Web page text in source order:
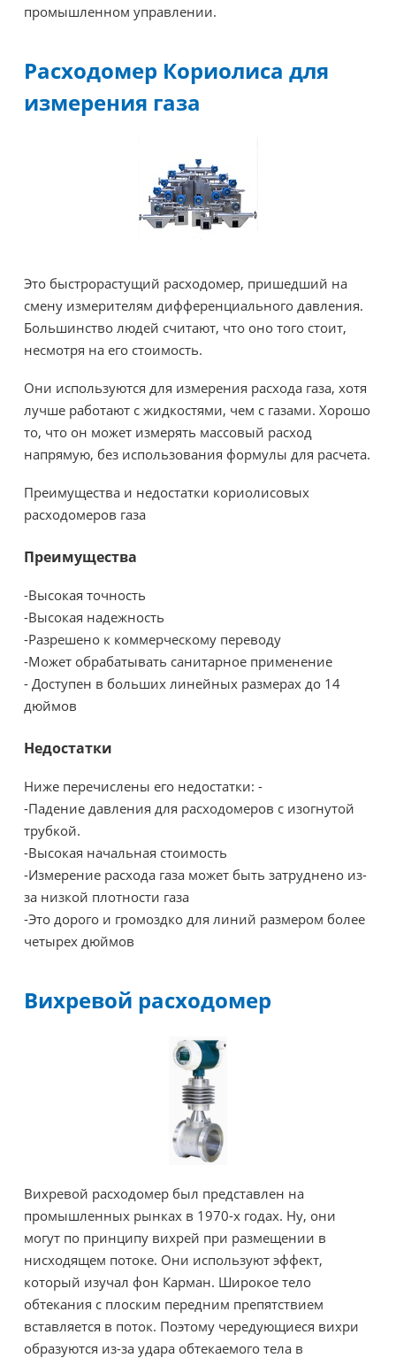
промышленном управлении.
Расходомер Кориолиса для
измерения газа
Это быстрорастущий расходомер, пришедший на
смену измерителям дифференциального давления.
Большинство людей считают, что оно того стоит,
несмотря на его стоимость.
Они используются для измерения расхода газа, хотя
лучше работают с жидкостями, чем с газами. Хорошо
то, что он может измерять массовый расход
напрямую, без использования формулы для расчета.
Преимущества и недостатки кориолисовых
расходомеров газа
Преимущества
-Высокая точность
-Высокая надежность
-Разрешено к коммерческому переводу
-Может обрабатывать санитарное применение
- Доступен в больших линейных размерах до 14
дюймов
Недостатки
Ниже перечислены его недостатки: -
-Падение давления для расходомеров с изогнутой
трубкой.
-Высокая начальная стоимость
-Измерение расхода газа может быть затруднено из-
за низкой плотности газа
-Это дорого и громоздко для линий размером более
четырех дюймов
Вихревой расходомер
Вихревой расходомер был представлен на
промышленных рынках в 1970-х годах. Ну, они
могут по принципу вихрей при размещении в
нисходящем потоке. Они используют эффект,
который изучал фон Карман. Широкое тело
обтекания с плоским передним препятствием
вставляется в поток. Поэтому чередующиеся вихри
образуются из-за удара обтекаемого тела в